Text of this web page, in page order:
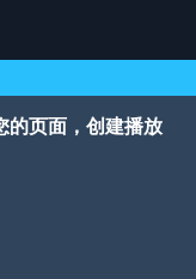
的页面，创建播放